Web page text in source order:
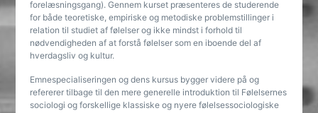
forelæsningsgang). Gennem kurset præsenteres de studerende
for både teoretiske, empiriske og metodiske problemstillinger i
relation til studiet af følelser og ikke mindst i forhold til
nødvendigheden af at forstå følelser som en iboende del af
hverdagsliv og kultur.
Emnespecialiseringen og dens kursus bygger videre på og
refererer tilbage til den mere generelle introduktion til Følelsernes
sociologi og forskellige klassiske og nyere følelsessociologiske